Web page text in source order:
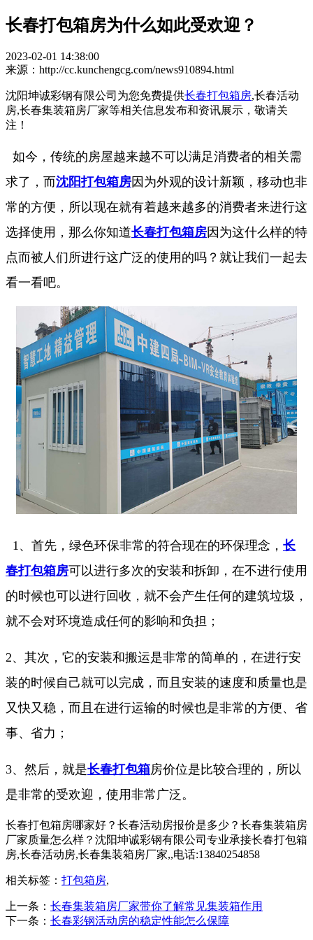
长春打包箱房为什么如此受欢迎？
2023-02-01 14:38:00
来源：http://cc.kunchengcg.com/news910894.html
沈阳坤诚彩钢有限公司为您免费提供长春打包箱房,长春活动
房,长春集装箱房厂家等相关信息发布和资讯展示，敬请关
注！
如今，传统的房屋越来越不可以满足消费者的相关需
求了，而沈阳打包箱房因为外观的设计新颖，移动也非
常的方便，所以现在就有着越来越多的消费者来进行这
选择使用，那么你知道长春打包箱房因为这什么样的特
点而被人们所进行这广泛的使用的吗？就让我们一起去
看一看吧。
1、首先，绿色环保非常的符合现在的环保理念， 长
春打包箱房可以进行多次的安装和拆卸，在不进行使用
的时候也可以进行回收，就不会产生任何的建筑垃圾，
就不会对环境造成任何的影响和负担；
2、其次，它的安装和搬运是非常的简单的，在进行安
装的时候自己就可以完成，而且安装的速度和质量也是
又快又稳，而且在进行运输的时候也是非常的方便、省
事、省力；
3、然后，就是长春打包箱房价位是比较合理的，所以
是非常的受欢迎，使用非常广泛。
长春打包箱房哪家好？长春活动房报价是多少？长春集装箱房
厂家质量怎么样？沈阳坤诚彩钢有限公司专业承接长春打包箱
房,长春活动房,长春集装箱房厂家,,电话:13840254858
相关标签： 打包箱房,
上一条： 长春集装箱房厂家带你了解常见集装箱作用
下一条： 长春彩钢活动房的稳定性能怎么保障